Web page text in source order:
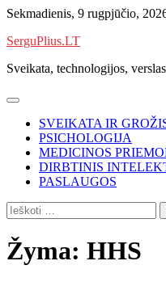
Skip
content
Sekmadienis, 9 rugpjūčio,
SerguPlius.LT
Sveikata, technologijos, verslas
SVEIKATA IR
PSICHOLOGIJA
MEDICINOS
DIRBTINIS
PASLAUGOS
Ieškoti:
Žyma: HHS